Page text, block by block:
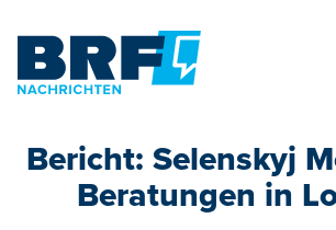
Bericht: Selenskyj
Beratungen in